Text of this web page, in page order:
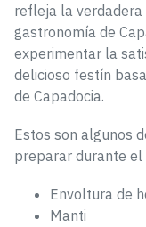
refleja la verdadera
gastronomía de
experimentar la
delicioso festín
de Capadocia.
Estos son algunos
preparar durante el
Envoltura de
Manti